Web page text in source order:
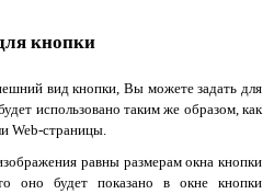
кнопки
вид кнопки, Вы можете задать для
использовано таким же образом, как
Web-страницы.
равны размерам окна кнопки
оно будет показано в окне кнопки